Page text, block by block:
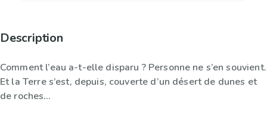
Description
Comment l’eau a-t-elle disparu ? Personne ne s’en souvient.
Et la Terre s’est, depuis, couverte d’un désert de dunes et
de roches…